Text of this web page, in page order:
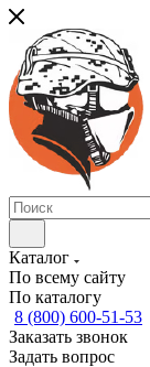
Каталог
По всему сайту
По каталогу
8 (800) 600-51-53
Заказать звонок
Задать вопрос